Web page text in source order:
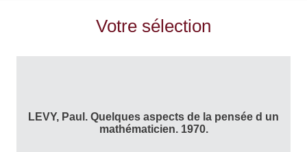
Votre sélection
LEVY, Paul. Quelques aspects de la pensée d un
mathématicien. 1970.